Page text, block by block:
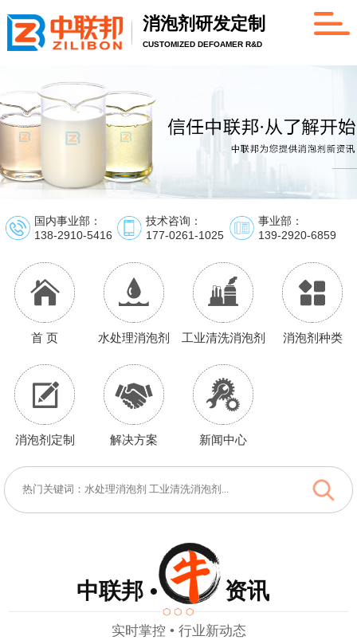
消泡剂研发定制
CUSTOMIZED DEFOAMER R&D
国内事业部：
138-2910-5416
技术咨询：
177-0261-1025
事业部：
139-2920-6859
首 页 水处理消泡剂 工业清洗消泡剂 消泡剂种类
消泡剂定制 解决方案 新闻中心
中联邦 • 资讯
实时掌控 • 行业新动态